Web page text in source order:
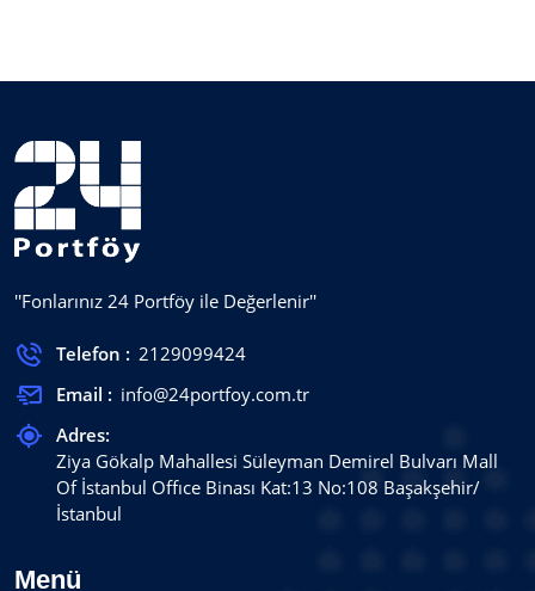
''Fonlarınız 24 Portföy ile Değerlenir''
Telefon : 2129099424
Email : info@24portfoy.com.tr
Adres:
Ziya Gökalp Mahallesi Süleyman Demirel Bulvarı Mall
Of İstanbul Offıce Binası Kat:13 No:108 Başakşehir/
İstanbul
Menü